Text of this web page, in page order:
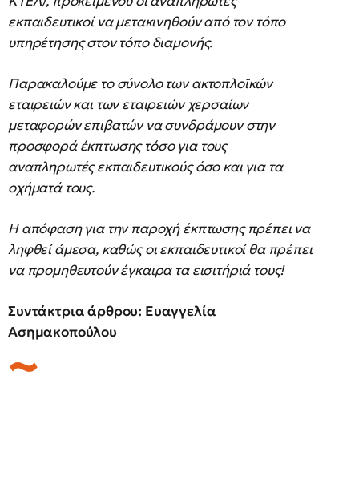
εκπαιδευτικοί να μετακινηθούν από τον τόπο
υπηρέτησης στον τόπο διαμονής.
Παρακαλούμε το σύνολο των ακτοπλοϊκών
εταιρειών και των εταιρειών χερσαίων
μεταφορών επιβατών να συνδράμουν στην
προσφορά έκπτωσης τόσο για τους
αναπληρωτές εκπαιδευτικούς όσο και για τα
οχήματά τους.
Η απόφαση για την παροχή έκπτωσης πρέπει να
ληφθεί άμεσα, καθώς οι εκπαιδευτικοί θα πρέπει
να προμηθευτούν έγκαιρα τα εισιτήριά τους!
Συντάκτρια άρθρου: Ευαγγελία
Ασημακοπούλου